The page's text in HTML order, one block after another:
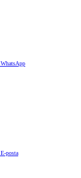
WhatsApp
E-posta